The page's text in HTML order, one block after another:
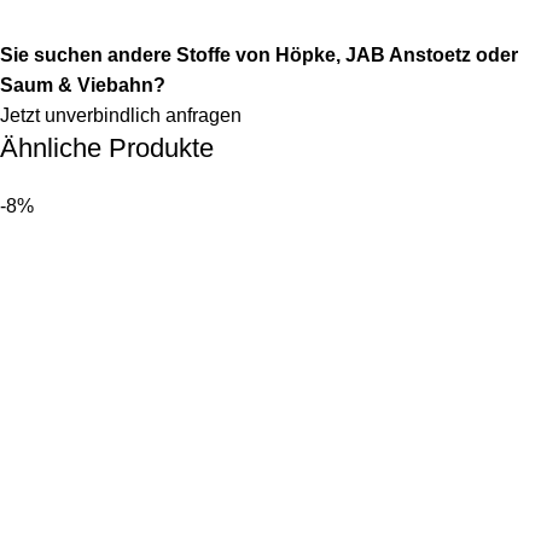
Sie suchen andere Stoffe von Höpke, JAB Anstoetz oder
Saum & Viebahn?
Jetzt unverbindlich anfragen
Ähnliche Produkte
-8%